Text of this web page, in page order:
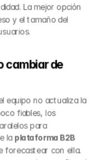
La mejor opción
y el tamaño del
cambiar de
equipo no actualiza la
fiables, los
para
la plataforma B2B
forecastear con ella.